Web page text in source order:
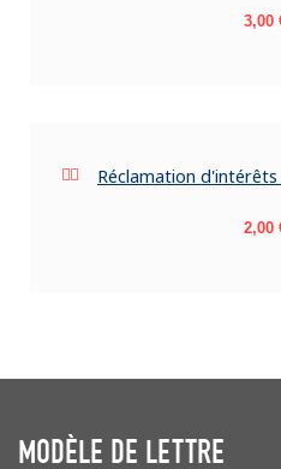
Prix
3,00
Réclamation
Prix
2,00
MODÈLE DE LETTRE